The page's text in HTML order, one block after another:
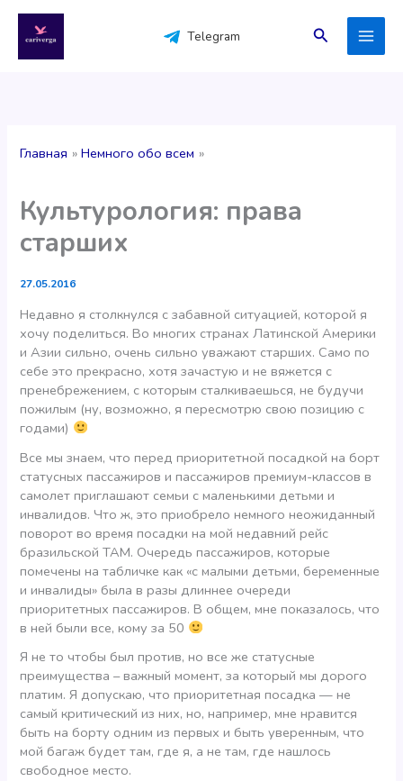
содержимому
Telegram Поиск
Главная Немного обо всем
Культурология: права
старших
27.05.2016
Недавно я столкнулся с забавной ситуацией, которой я
хочу поделиться. Во многих странах Латинской Америки
и Азии сильно, очень сильно уважают старших. Само по
себе это прекрасно, хотя зачастую и не вяжется с
пренебрежением, с которым сталкиваешься, не будучи
пожилым (ну, возможно, я пересмотрю свою позицию с
годами)
Все мы знаем, что перед приоритетной посадкой на борт
статусных пассажиров и пассажиров премиум-классов в
самолет приглашают семьи с маленькими детьми и
инвалидов. Что ж, это приобрело немного неожиданный
поворот во время посадки на мой недавний рейс
бразильской ТАМ. Очередь пассажиров, которые
помечены на табличке как «с малыми детьми, беременные
и инвалиды» была в разы длиннее очереди
приоритетных пассажиров. В общем, мне показалось, что
в ней были все, кому за 50
Я не то чтобы был против, но все же статусные
преимущества – важный момент, за который мы дорого
платим. Я допускаю, что приоритетная посадка — не
самый критический из них, но, например, мне нравится
быть на борту одним из первых и быть уверенным, что
мой багаж будет там, где я, а не там, где нашлось
свободное место.